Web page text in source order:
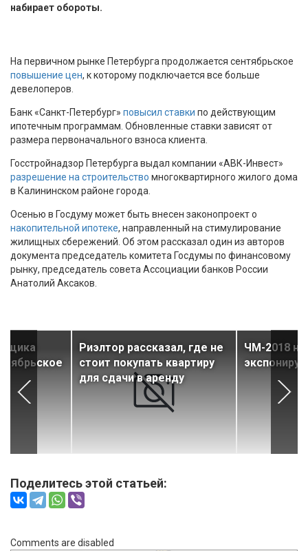
набирает обороты.
На первичном рынке Петербурга продолжается сентябрьское
повышение цен, к которому подключается все больше
девелоперов.
Банк «Санкт-Петербург» повысил ставки по действующим
ипотечным программам. Обновленные ставки зависят от
размера первоначального взноса клиента.
Госстройнадзор Петербурга выдал компании «АВК-Инвест»
разрешение на строительство многоквартирного жилого дома
в Калининском районе города.
Осенью в Госдуму может быть внесен законопроект о
накопительной ипотеке, направленный на стимулирование
жилищных сбережений. Об этом рассказал один из авторов
документа председатель комитета Госдумы по финансовому
рынку, председатель совета Ассоциации банков России
Анатолий Аксаков.
Риэлтор рассказал, где не
стоит покупать квартиру
для сдачи в аренду
ЧМ-2018 не
Поделитесь этой статьей:
Comments are disabled